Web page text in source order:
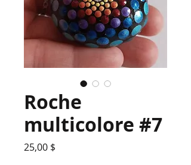
Roche
multicolore #7
25,00 $